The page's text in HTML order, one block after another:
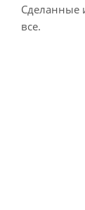
Сделанные
все.